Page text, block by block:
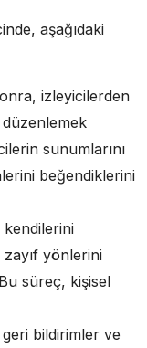
aşağıdaki
izleyicilerden
sunumlarını
beğendiklerini
yönlerini
süreç, kişisel
geri bildirimler ve